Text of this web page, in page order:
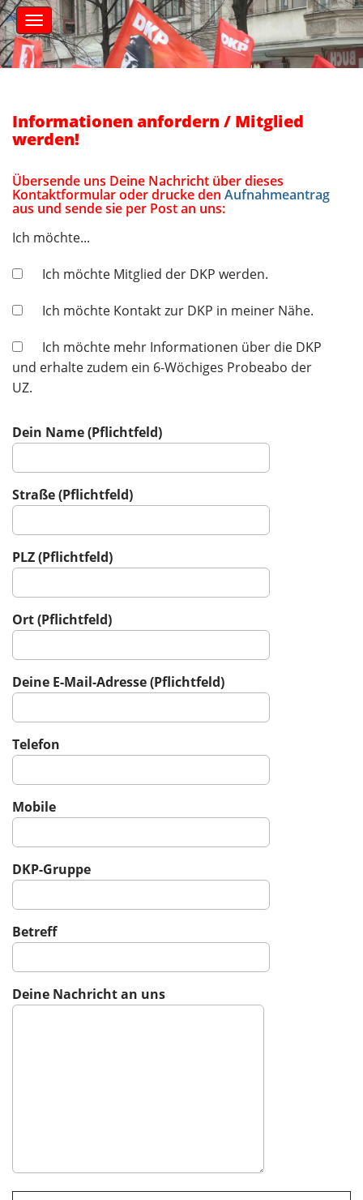
M
a
i
n
u
S
k
i
p
c
o
e
n
Informationen anfordern / Mitglied
werden!
Übersende uns Deine Nachricht über dieses
Kontaktformular oder drucke den Aufnahmeantrag
aus und sende sie per Post an uns:
Ich möchte...
Ich möchte Mitglied der DKP werden.
Ich möchte Kontakt zur DKP in meiner Nähe.
Ich möchte mehr Informationen über die DKP
und erhalte zudem ein 6-Wöchiges Probeabo der
UZ.
Dein Name (Pflichtfeld)
Straße (Pflichtfeld)
PLZ (Pflichtfeld)
Ort (Pflichtfeld)
Deine E-Mail-Adresse (Pflichtfeld)
Telefon
Mobile
DKP-Gruppe
Betreff
Deine Nachricht an uns